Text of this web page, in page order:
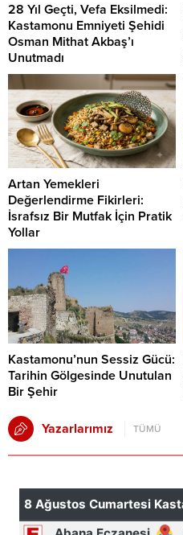
28 Yıl Geçti, Vefa Eksilmedi:
Kastamonu Emniyeti Şehidi
Osman Mithat Akbaş’ı
Unutmadı
Artan Yemekleri
Değerlendirme Fikirleri:
İsrafsız Bir Mutfak İçin Pratik
Yollar
Kastamonu’nun Sessiz Gücü:
Tarihin Gölgesinde Unutulan
Bir Şehir
Yazarlarımız TÜMÜ